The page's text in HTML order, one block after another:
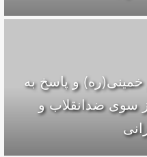
خمینی(ره) و پاسخ به
سوی ضدانقلاب و